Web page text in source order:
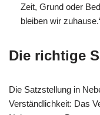
Zeit, Grund oder
bleiben wir
Die richtige
Die Satzstellung in
Verständlichkeit: Das